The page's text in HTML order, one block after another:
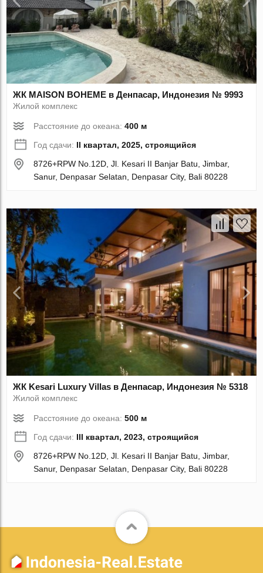
ЖК MAISON BOHEME в Денпасар, Индонезия № 9993
Жилой комплекс
Расстояние до океана:400 м
Год сдачи: II квартал, 2025, строящийся
8726+RPW No.12D, Jl. Kesari II Banjar Batu, Jimbar,
Sanur, Denpasar Selatan, Denpasar City, Bali 80228
ЖК Kesari Luxury Villas в Денпасар, Индонезия № 5318
Жилой комплекс
Расстояние до океана:500 м
Год сдачи: III квартал, 2023, строящийся
8726+RPW No.12D, Jl. Kesari II Banjar Batu, Jimbar,
Sanur, Denpasar Selatan, Denpasar City, Bali 80228